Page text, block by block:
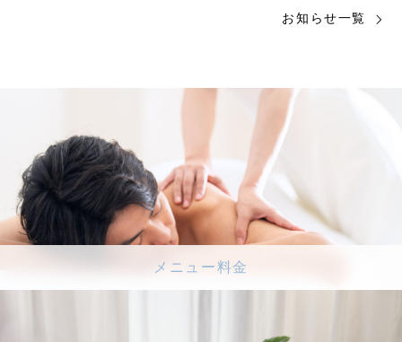
お知らせ一覧
メニュー料金